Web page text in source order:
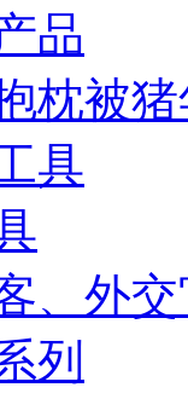
品
枕被
具
、外
列